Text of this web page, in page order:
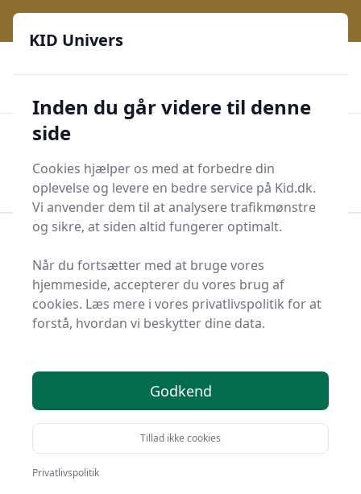
Start søgning
Start søgning
Barnevognspude
Find de bedste
barnevognspuder - 9
valgmuligheder
Du er landet på KID Univers, det helt rigtige sted at
finde barnevognspuder. Vi har udvalgt de 9 bedste
produkter lige nu, så du er sikret et godt køb!
KID Univers
Inden du går videre til denne
side
Cookies hjælper os med at forbedre din
oplevelse og levere en bedre service på Kid.dk.
Vi anvender dem til at analysere trafikmønstre
og sikre, at siden altid fungerer optimalt.
Når du fortsætter med at bruge vores
hjemmeside, accepterer du vores brug af
cookies. Læs mere i vores privatlivspolitik for at
forstå, hvordan vi beskytter dine data.
Godkend
Tillad ikke cookies
Privatlivspolitik